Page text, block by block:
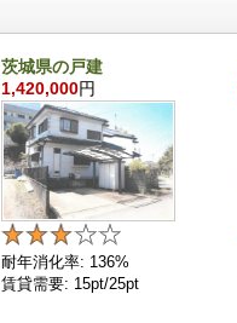
茨城県の戸建
1,420,000円
耐年消化率: 136%
賃貸需要: 15pt/25pt